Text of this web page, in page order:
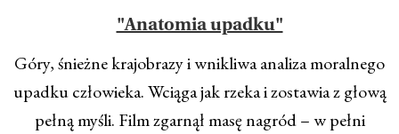
"Anatomia upadku"
Góry, śnieżne krajobrazy i wnikliwa analiza moralnego
upadku człowieka. Wciąga jak rzeka i zostawia z głową
pełną myśli. Film zgarnął masę nagród – w pełni